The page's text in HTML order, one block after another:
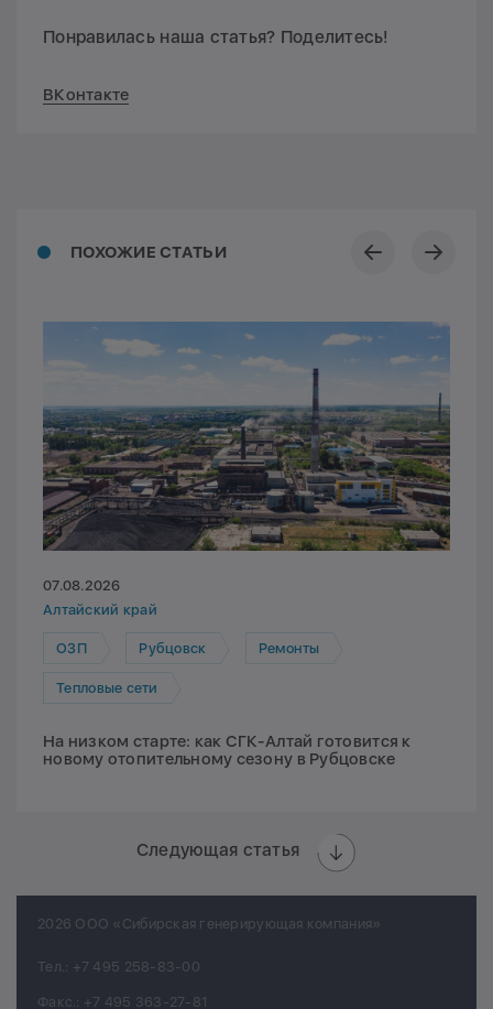
Понравилась наша статья? Поделитесь!
ВКонтакте
ПОХОЖИЕ СТАТЬИ
07.08.2026
Алтайский край
ОЗП Рубцовск Ремонты
Тепловые сети
На низком старте: как СГК-Алтай готовится к
новому отопительному сезону в Рубцовске
Следующая статья
2026 ООО «Сибирская генерирующая компания»
Тел.: +7 495 258-83-00
Факс.: +7 495 363-27-81